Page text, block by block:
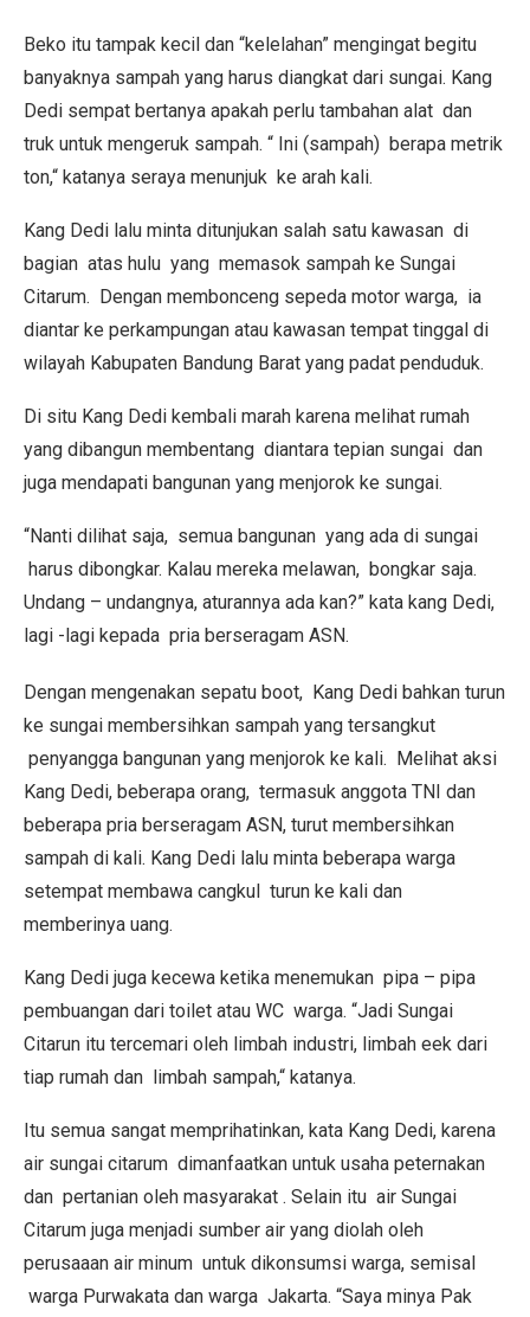
Beko itu tampak kecil dan “kelelahan” mengingat begitu
banyaknya sampah yang harus diangkat dari sungai. Kang
Dedi sempat bertanya apakah perlu tambahan alat dan
truk untuk mengeruk sampah. “ Ini (sampah) berapa metrik
ton,“ katanya seraya menunjuk ke arah kali.
Kang Dedi lalu minta ditunjukan salah satu kawasan di
bagian atas hulu yang memasok sampah ke Sungai
Citarum. Dengan membonceng sepeda motor warga, ia
diantar ke perkampungan atau kawasan tempat tinggal di
wilayah Kabupaten Bandung Barat yang padat penduduk.
Di situ Kang Dedi kembali marah karena melihat rumah
yang dibangun membentang diantara tepian sungai dan
juga mendapati bangunan yang menjorok ke sungai.
“Nanti dilihat saja, semua bangunan yang ada di sungai
harus dibongkar. Kalau mereka melawan, bongkar saja.
Undang – undangnya, aturannya ada kan?” kata kang Dedi,
lagi -lagi kepada pria berseragam ASN.
Dengan mengenakan sepatu boot, Kang Dedi bahkan turun
ke sungai membersihkan sampah yang tersangkut
penyangga bangunan yang menjorok ke kali. Melihat aksi
Kang Dedi, beberapa orang, termasuk anggota TNI dan
beberapa pria berseragam ASN, turut membersihkan
sampah di kali. Kang Dedi lalu minta beberapa warga
setempat membawa cangkul turun ke kali dan
memberinya uang.
Kang Dedi juga kecewa ketika menemukan pipa – pipa
pembuangan dari toilet atau WC warga. “Jadi Sungai
Citarun itu tercemari oleh limbah industri, limbah eek dari
tiap rumah dan limbah sampah,“ katanya.
Itu semua sangat memprihatinkan, kata Kang Dedi, karena
air sungai citarum dimanfaatkan untuk usaha peternakan
dan pertanian oleh masyarakat . Selain itu air Sungai
Citarum juga menjadi sumber air yang diolah oleh
perusaaan air minum untuk dikonsumsi warga, semisal
warga Purwakata dan warga Jakarta. “Saya minya Pak